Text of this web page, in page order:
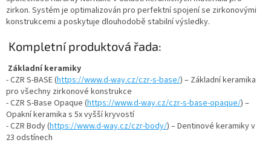
zirkon. Systém je optimalizován pro perfektní spojení se zirkonovými
konstrukcemi a poskytuje dlouhodobě stabilní výsledky.
Kompletní produktová řada:
Základní keramiky
- CZR S-BASE (https://www.d-way.cz/czr-s-base/) – Základní keramika
pro všechny zirkonové konstrukce
- CZR S-Base Opaque (https://www.d-way.cz/czr-s-base-opaque/) –
Opakní keramika s 5x vyšší kryvostí
- CZR Body (https://www.d-way.cz/czr-body/) – Dentinové keramiky v
23 odstínech